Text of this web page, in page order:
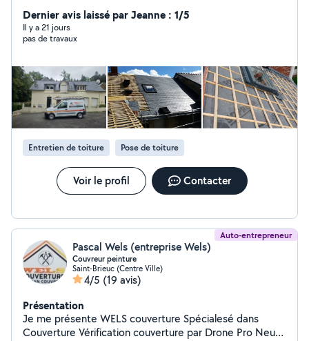
contacter.
Dernier avis laissé par Jeanne : 1/5
Il y a 21 jours
pas de travaux
Entretien de toiture Pose de toiture
Voir le profil Contacter
Auto-entrepreneur
Pascal Wels (entreprise Wels)
Couvreur peinture
Saint-Brieuc (Centre Ville)
4/5 (19 avis)
Présentation
Je me présente WELS couverture Spécialesé dans
Couverture Vérification couverture par Drone Pro Neuf-